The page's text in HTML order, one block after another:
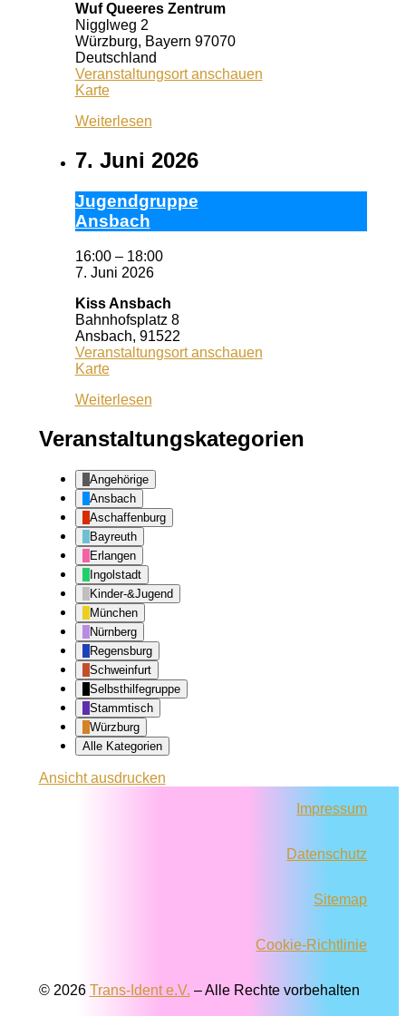
Wuf Queeres Zentrum
Nigglweg 2
Würzburg, Bayern 97070
Deutschland
Veranstaltungsort anschauen
KarteWuf
Zentrum
Weiterlesen
7. Juni 2026
Ju­gend­grup­pe
Ans­bach
16:00 – 18:00
7. Juni 2026
Kiss Ansbach
Bahnhofsplatz 8
Ansbach, 91522
Veranstaltungsort anschauen
KarteKiss
Weiterlesen
Veranstaltungskategorien
Angehörige
Ansbach
Aschaffenburg
Bayreuth
Erlangen
Ingolstadt
Kinder-&Jugend
München
Nürnberg
Regensburg
Schweinfurt
Selbsthilfegruppe
Stammtisch
Würzburg
Alle Kategorien
Ansichtausdrucken
Impressum
Datenschutz
Sitemap
Cookie-Richtlinie
© 2026 Trans-Ident e.V. – Alle Rechte vorbehalten